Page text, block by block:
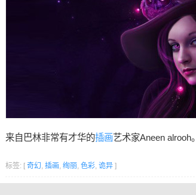
来自巴林非常有才华的插画艺术家Aneen alrooh。
标签: [ 奇幻, 插画, 绚丽, 色彩, 诡异 ]